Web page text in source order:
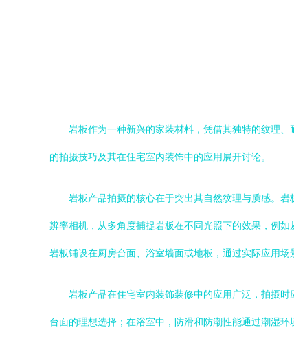
岩板作为一种新兴的家装材料，凭借其独特的纹理
的拍摄技巧及其在住宅室内装饰中的应用展开讨论。
岩板产品拍摄的核心在于突出其自然纹理与质感。
辨率相机，从多角度捕捉岩板在不同光照下的效果，例
岩板铺设在厨房台面、浴室墙面或地板，通过实际应用场
岩板产品在住宅室内装饰装修中的应用广泛，拍摄
台面的理想选择；在浴室中，防滑和防潮性能通过潮湿